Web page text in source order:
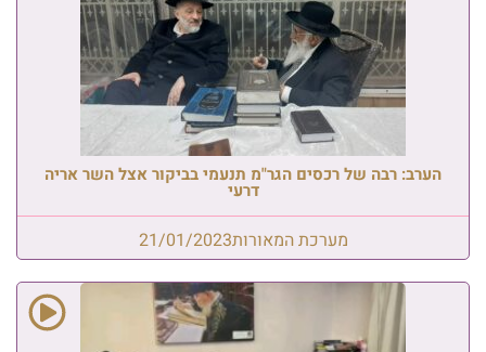
הערב: רבה של רכסים הגר"מ תנעמי בביקור אצל השר אריה
דרעי
מערכת המאורות21/01/2023